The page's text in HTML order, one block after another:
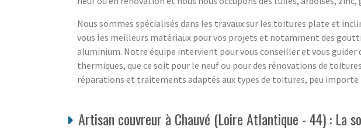
Nous sommes spécialisés dans les travaux sur les toitures plate et
vous les meilleurs matériaux pour vos projets et notamment des
aluminium. Notre équipe intervient pour vous conseiller et vous guider
thermiques, que ce soit pour le neuf ou pour des rénovations de
réparations et traitements adaptés aux types de toitures, peu
Artisan couvreur à Chauvé (Loire Atlantique - 44) : La